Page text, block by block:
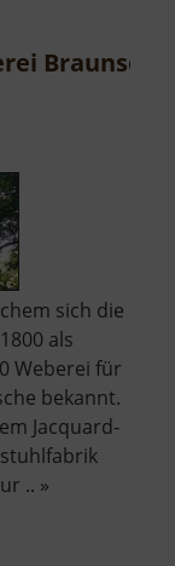
sich die
als
Weberei für
bekannt.
Jacquard-
.. »